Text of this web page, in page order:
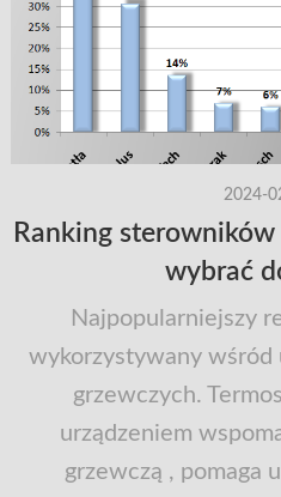
2024-
Ranking
wybrać
Najpopularniejszy
wykorzystywany wśród
grzewczych.
urządzeniem
grzewczą , pomaga